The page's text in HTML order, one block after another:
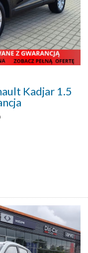
Kadjar 1.5